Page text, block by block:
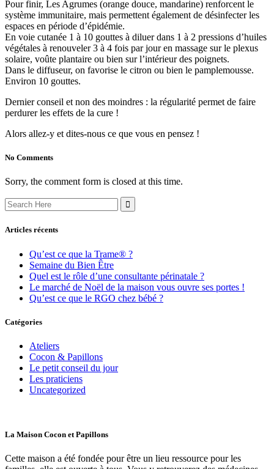
Pour finir, Les Agrumes (orange douce, mandarine) renforcent le
système immunitaire, mais permettent également de désinfecter les
espaces en période d’épidémie.
En voie cutanée 1 à 10 gouttes à diluer dans 1 à 2 pressions d’huiles
végétales à renouveler 3 à 4 fois par jour en massage sur le plexus
solaire, voûte plantaire ou bien sur l’intérieur des poignets.
Dans le diffuseur, on favorise le citron ou bien le pamplemousse.
Environ 10 gouttes.
Dernier conseil et non des moindres : la régularité permet de faire
perdurer les effets de la cure !
Alors allez-y et dites-nous ce que vous en pensez !
No Comments
Sorry, the comment form is closed at this time.
Search
for:
Articles récents
Qu’est ce que la Trame® ?
Semaine du Bien Être
Quel est le rôle d’une consultante périnatale ?
Le marché de Noël de la maison vous ouvre ses portes !
Qu’est ce que le RGO chez bébé ?
Catégories
Ateliers
Cocon & Papillons
Le petit conseil du jour
Les praticiens
Uncategorized
La Maison Cocon et Papillons
Cette maison a été fondée pour être un lieu ressource pour les